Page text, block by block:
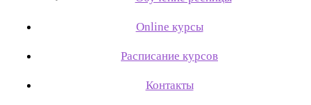
Online курсы
Расписание курсов
Контакты